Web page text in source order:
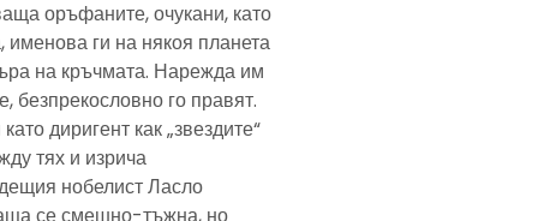
оръфаните, очукани, като
ги на някоя планета
на кръчмата. Нарежда им
безпрекословно го правят.
диригент как „звездите“
тях и изрича
нобелист Ласло